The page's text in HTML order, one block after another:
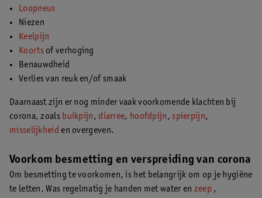
Loopneus
Niezen
Keelpijn
Koortsof verhoging
Benauwdheid
Verlies van reuk en/of smaak
Daarnaast zijn er nog minder vaak voorkomende klachten bij
corona, zoals buikpijn, diarree, hoofdpijn, spierpijn,
misselijkheid en overgeven.
Voorkom besmetting en verspreiding van corona
Om besmetting te voorkomen, is het belangrijk om op je hygiëne
te letten. Was regelmatig je handen met water en zeep ,